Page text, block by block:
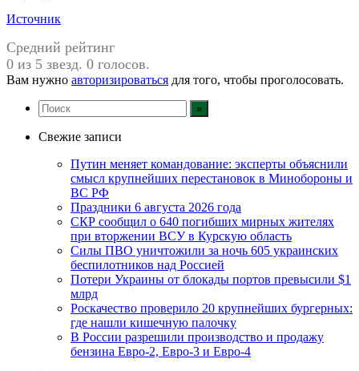
Источник
Средний рейтинг
0 из 5 звезд. 0 голосов.
Вам нужно авторизироваться для того, чтобы проголосовать.
Свежие записи
Путин меняет командование: эксперты объяснили
смысл крупнейших перестановок в Минобороны и
ВС РФ
Праздники 6 августа 2026 года
СКР сообщил о 640 погибших мирных жителях
при вторжении ВСУ в Курскую область
Силы ПВО уничтожили за ночь 605 украинских
беспилотников над Россией
Потери Украины от блокады портов превысили $1
млрд
Роскачество проверило 20 крупнейших бургерных:
где нашли кишечную палочку
В России разрешили производство и продажу
бензина Евро-2, Евро-3 и Евро-4